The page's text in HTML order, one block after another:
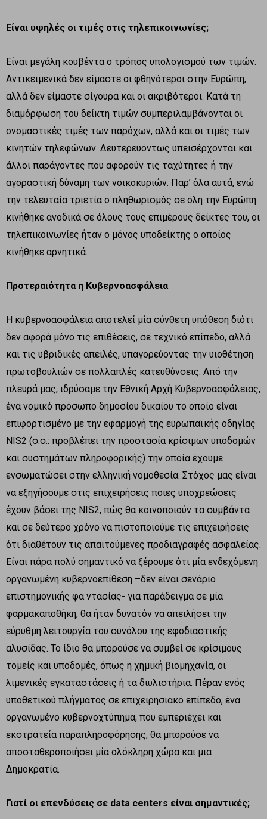
Είναι υψηλές οι τιμές στις τηλεπικοινωνίες;
Είναι μεγάλη κουβέντα ο τρόπος υπολογισμού των τιμών.
Αντικειμενικά δεν είμαστε οι φθηνότεροι στην Ευρώπη,
αλλά δεν είμαστε σίγουρα και οι ακριβότεροι. Κατά τη
διαμόρφωση του δείκτη τιμών συμπεριλαμβάνονται οι
ονομαστικές τιμές των παρόχων, αλλά και οι τιμές των
κινητών τηλεφώνων. Δευτερευόντως υπεισέρχονται και
άλλοι παράγοντες που αφορούν τις ταχύτητες ή την
αγοραστική δύναμη των νοικοκυριών. Παρ’ όλα αυτά, ενώ
την τελευταία τριετία ο πληθωρισμός σε όλη την Ευρώπη
κινήθηκε ανοδικά σε όλους τους επιμέρους δείκτες του, οι
τηλεπικοινωνίες ήταν ο μόνος υποδείκτης ο οποίος
κινήθηκε αρνητικά.
Προτεραιότητα η Κυβερνοασφάλεια
Η κυβερνοασφάλεια αποτελεί μία σύνθετη υπόθεση διότι
δεν αφορά μόνο τις επιθέσεις, σε τεχνικό επίπεδο, αλλά
και τις υβριδικές απειλές, υπαγορεύοντας την υιοθέτηση
πρωτοβουλιών σε πολλαπλές κατευθύνσεις. Από την
πλευρά μας, ιδρύσαμε την Εθνική Αρχή Κυβερνοασφάλειας,
ένα νομικό πρόσωπο δημοσίου δικαίου το οποίο είναι
επιφορτισμένο με την εφαρμογή της ευρωπαϊκής οδηγίας
NIS2 (σ.σ.: προβλέπει την προστασία κρίσιμων υποδομών
και συστημάτων πληροφορικής) την οποία έχουμε
ενσωματώσει στην ελληνική νομοθεσία. Στόχος μας είναι
να εξηγήσουμε στις επιχειρήσεις ποιες υποχρεώσεις
έχουν βάσει της NIS2, πώς θα κοινοποιούν τα συμβάντα
και σε δεύτερο χρόνο να πιστοποιούμε τις επιχειρήσεις
ότι διαθέτουν τις απαιτούμενες προδιαγραφές ασφαλείας.
Είναι πάρα πολύ σημαντικό να ξέρουμε ότι μία ενδεχόμενη
οργανωμένη κυβερνοεπίθεση –δεν είναι σενάριο
επιστημονικής φα ντασίας- για παράδειγμα σε μία
φαρμακαποθήκη, θα ήταν δυνατόν να απειλήσει την
εύρυθμη λειτουργία του συνόλου της εφοδιαστικής
αλυσίδας. Το ίδιο θα μπορούσε να συμβεί σε κρίσιμους
τομείς και υποδομές, όπως η χημική βιομηχανία, οι
λιμενικές εγκαταστάσεις ή τα διυλιστήρια. Πέραν ενός
υποθετικού πλήγματος σε επιχειρησιακό επίπεδο, ένα
οργανωμένο κυβερνοχτύπημα, που εμπεριέχει και
εκστρατεία παραπληροφόρησης, θα μπορούσε να
αποσταθεροποιήσει μία ολόκληρη χώρα και μια
Δημοκρατία.
Γιατί οι επενδύσεις σε data centers είναι σημαντικές;